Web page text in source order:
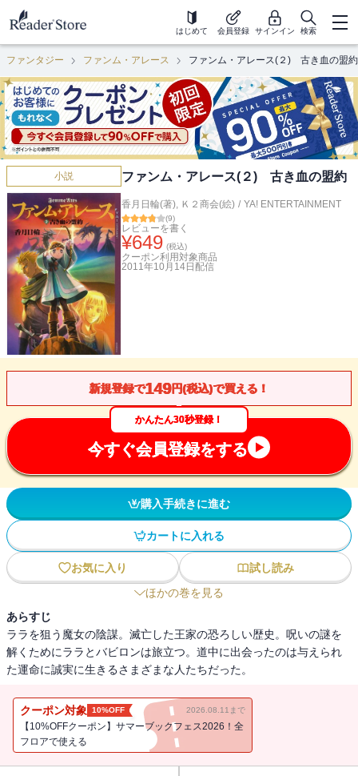
はじめて 会員登録 サインイン 検索
ファンタジー ファンム・アレース ファンム・アレース(２) 古き血の盟約
小説 ファンム・アレース(２) 古き血の盟約
香月日輪(著), Ｋ２商会(絵) / YA! ENTERTAINMENT
(9)
レビューを書く
¥649 (税込)
クーポン利用対象商品
2011年10月14日 配信
新規登録で149円(税込)で買える！
かんたん30秒登録！
今すぐ会員登録をする
購入手続きに進む
カートに入れる
お気に入り
試し読み
ほかの巻を見る
あらすじ
ララを狙う魔女の陰謀。滅亡した王家の恐ろしい歴史。呪いの謎を
解くためにララとバビロンは旅立つ。道中に出会ったのは与えられ
た運命に誠実に生きるさまざまな人たちだった。
クーポン対象 10%OFF 2026.08.11まで
【10%OFFクーポン】サマーブックフェス2026！全
フロアで使える